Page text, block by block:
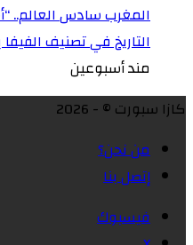
المغرب سادس العالم..
التاريخ في تصنيف الفيفا
مند أسبوعين
كازا سبورت © - 2026
من نحن؟
إتصل بنا
فيسبوك